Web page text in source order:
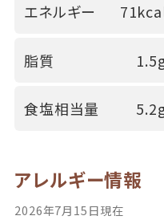
エネルギー
脂質
食塩相当量
アレルギー情報
2026年7月15日現在